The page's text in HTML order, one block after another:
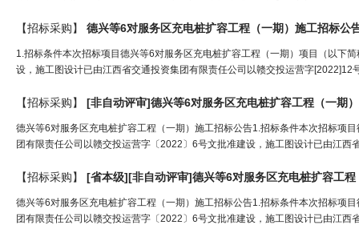
【招标采购】 德兴等6对服务区充电桩扩容工程（一期）施工招标公
1.招标条件本次招标项目德兴等6对服务区充电桩扩容工程（一期）项目（以下
设，施工图设计已由江西省交通投资集团有限责任公司以赣交投运营字
【招标采购】 [非自动评审]德兴等6对服务区充电桩扩容工程（一期
德兴等6对服务区充电桩扩容工程（一期）施工招标公告1.招标条件本次招标项
团有限责任公司以赣交投运营字〔2022〕6号文批准建设，施工图设计已由江
【招标采购】 [省本级][非自动评审]德兴等6对服务区充电桩扩容工
德兴等6对服务区充电桩扩容工程（一期）施工招标公告1.招标条件本次招标项
团有限责任公司以赣交投运营字〔2022〕6号文批准建设，施工图设计已由江